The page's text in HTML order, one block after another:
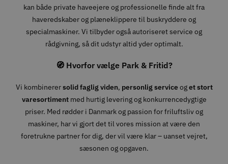
kan både private haveejere og professionelle finde alt fra
haveredskaber og plæneklippere til buskryddere og
specialmaskiner. Vi tilbyder også autoriseret service og
rådgivning, så dit udstyr altid yder optimalt.
🧭 Hvorfor vælge Park & Fritid?
Vi kombinerersolid faglig viden, personlig serviceoget stort
varesortimentmed hurtig levering og konkurrencedygtige
priser. Med rødder i Danmark og passion for friluftsliv og
maskiner, har vi gjort det til vores mission at være den
foretrukne partner for dig, der vil være klar – uanset vejret,
sæsonen og opgaven.